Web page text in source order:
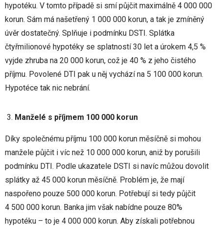
hypotéku. V tomto případě si smí půjčit maximálně 4 000 000
korun. Sám má našetřený 1 000 000 korun, a tak je zmíněný
úvěr dostatečný. Splňuje i podmínku DSTI. Splátka
čtyřmilionové hypotéky se splatností 30 let a úrokem 4,5 %
vyjde zhruba na 20 000 korun, což je 40 % z jeho čistého
příjmu. Povolené DTI pak u něj vychází na 5 100 000 korun.
Hypotéce tak nic nebrání.
Manželé s příjmem 100 000 korun
Díky společnému příjmu 100 000 korun měsíčně si mohou
manžele půjčit i víc než 10 000 000 korun, aniž by porušili
podmínku DTI. Podle ukazatele DSTI si navíc můžou dovolit
splátky až 45 000 korun měsíčně. Problém je, že mají
naspořeno pouze 500 000 korun. Potřebují si tedy půjčit
4 500 000 korun. Banka jim však nabídne pouze 80%
hypotéku – to je 4 000 000 korun. Aby získali potřebnou